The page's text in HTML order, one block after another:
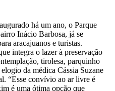
há um ano, o Parque
Inácio Barbosa, já se
aracajuanos e turistas.
integra o lazer à preservação
tirolesa, parquinho
da médica Cássia Suzane
“Esse convívio ao ar livre é
é uma ótima opção que